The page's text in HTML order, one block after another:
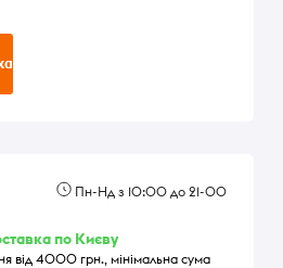
Пн-Нд з 10:00 до 21-00
по Києву
від 4000 грн., мінімальна сума